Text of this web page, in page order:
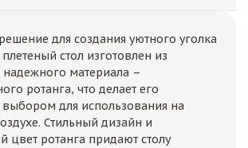
для создания уютного уголка
плетеный стол изготовлен из
материала –
ротанга, что делает его
для использования на
Стильный дизайн и
цвет ротанга придают столу